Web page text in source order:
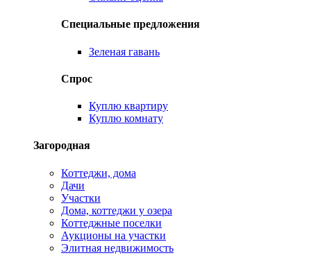
Специальные предложения
Зеленая гавань
Спрос
Куплю квартиру
Куплю комнату
Загородная
Коттеджи, дома
Дачи
Участки
Дома, коттеджи у озера
Коттеджные поселки
Аукционы на участки
Элитная недвижимость